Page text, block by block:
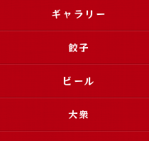
ギャラリー
餃子
ビール
大衆